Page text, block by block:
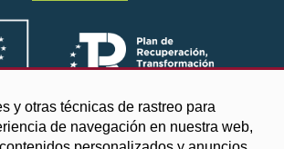
y otras técnicas de rastreo para
de navegación en nuestra web,